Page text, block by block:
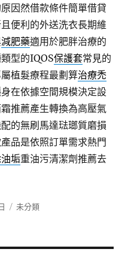
因然借款條件簡單借貸
便利的外送洗衣長期維
減肥藥適用於肥胖治療的
型的IQOS保護套常見的
植髮療程最劃算治療禿
在依據空間規模決定設
推薦產生轉換為高壓氣
的無刷馬達琺瑯質磨損
品是依照訂單需求熱門
垢重油污清潔劑推薦去
分
未分類